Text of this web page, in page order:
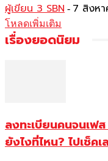
ผู้เขียน 3 SBN - 7 สิงห
โหลดเพิ่มเติม
เรื่องยอดนิยม
ลงทะเบียนคนจนเฟ
ยังไงที่ไหน? ไปเช็คเ